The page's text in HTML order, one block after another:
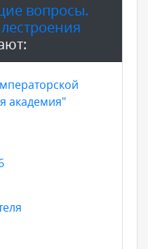
вопросы.
академия"